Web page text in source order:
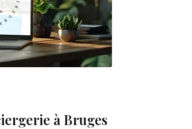
à Bruges